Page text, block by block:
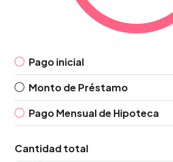
Pago inicial
Monto de Préstamo
Pago Mensual de Hipoteca
Cantidad total